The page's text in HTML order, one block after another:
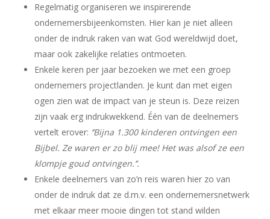
Regelmatig organiseren we inspirerende
ondernemersbijeenkomsten. Hier kan je niet alleen
onder de indruk raken van wat God wereldwijd doet,
maar ook zakelijke relaties ontmoeten.
Enkele keren per jaar bezoeken we met een groep
ondernemers projectlanden. Je kunt dan met eigen
ogen zien wat de impact van je steun is. Deze reizen
zijn vaak erg indrukwekkend. Één van de deelnemers
vertelt erover: ‘’Bijna 1.300 kinderen ontvingen een
Bijbel. Ze waren er zo blij mee! Het was alsof ze een
klompje goud ontvingen.’’.
Enkele deelnemers van zo’n reis waren hier zo van
onder de indruk dat ze d.m.v. een ondernemersnetwerk
met elkaar meer mooie dingen tot stand wilden